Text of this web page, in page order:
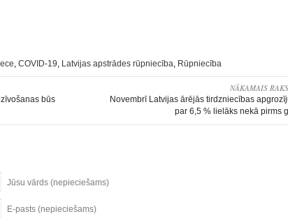
, COVID-19, Latvijas apstrādes rūpniecība, Rūpniecība
būs
NĀKAMAIS
Novembrī Latvijas ārējās tirdzniecības
par 6,5 % lielāks nekā pirms
Jūsu vārds (nepieciešams)
E-pasts (nepieciešams)